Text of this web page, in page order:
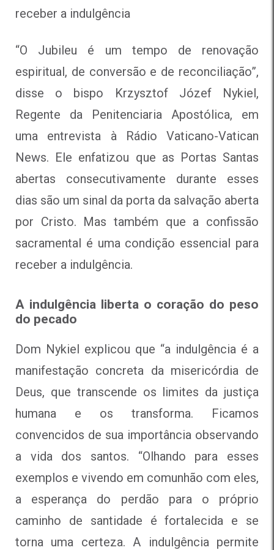
receber a indulgência
“O Jubileu é um tempo de renovação
espiritual, de conversão e de reconciliação”,
disse o bispo Krzysztof Józef Nykiel,
Regente da Penitenciaria Apostólica, em
uma entrevista à Rádio Vaticano-Vatican
News. Ele enfatizou que as Portas Santas
abertas consecutivamente durante esses
dias são um sinal da porta da salvação aberta
por Cristo. Mas também que a confissão
sacramental é uma condição essencial para
receber a indulgência.
A indulgência liberta o coração do peso
do pecado
Dom Nykiel explicou que “a indulgência é a
manifestação concreta da misericórdia de
Deus, que transcende os limites da justiça
humana e os transforma. Ficamos
convencidos de sua importância observando
a vida dos santos. “Olhando para esses
exemplos e vivendo em comunhão com eles,
a esperança do perdão para o próprio
caminho de santidade é fortalecida e se
torna uma certeza. A indulgência permite